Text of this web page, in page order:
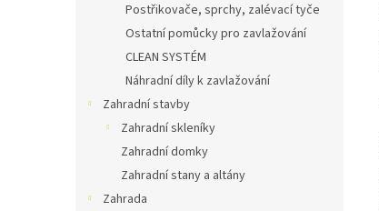
Postřikovače, sprchy, zalévací tyče
Ostatní pomůcky pro zavlažování
CLEAN SYSTÉM
Náhradní díly k zavlažování
Zahradní stavby
Zahradní skleníky
Zahradní domky
Zahradní stany a altány
Zahrada